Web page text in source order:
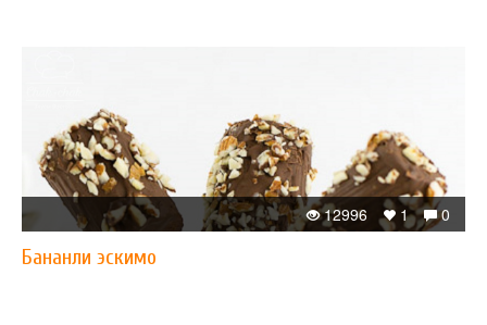
0
1
12996
Бананли эскимо